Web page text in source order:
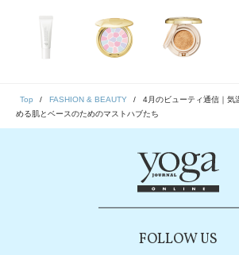
Top FASHION & BEAUTY
4月のビューティ通信｜気
める肌とベースのためのマストハブたち
FOLLOW US